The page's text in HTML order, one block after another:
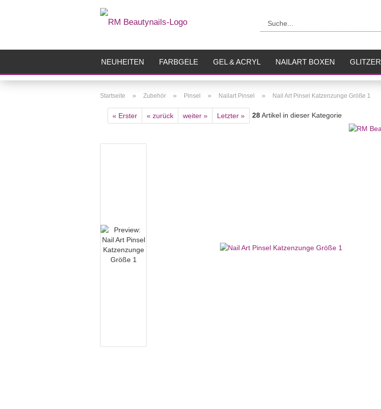
NEUHEITEN FARBGELE GEL & ACRYL NAILART BOXEN GLITZER
Startseite » Zubehör » Pinsel » Nailart Pinsel » Nail Art Pinsel Katzenzunge Größe 1
« Erster « zurück weiter » Letzter » 28Artikel in dieser Kategorie